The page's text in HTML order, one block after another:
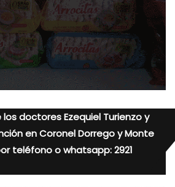
doctores Ezequiel Turienzo y
en Coronel Dorrego y Monte
teléfono o whatsapp: 2921